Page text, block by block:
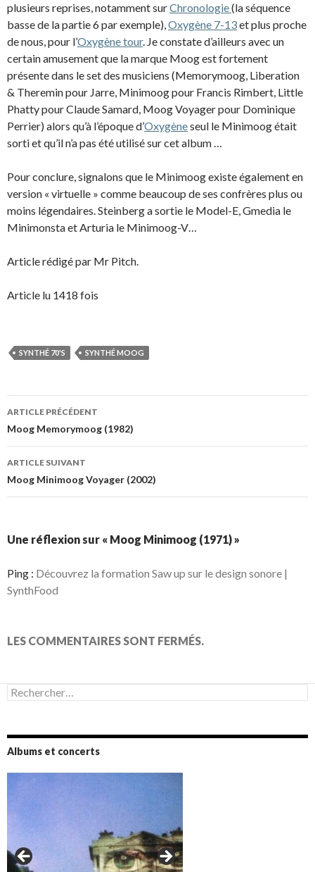
plusieurs reprises, notamment surChronologie(la séquence
basse de la partie 6 par exemple),Oxygène 7-13et plus proche
de nous, pour l’Oxygène tour. Je constate d’ailleurs avec un
certain amusement que la marque Moog est fortement
présente dans le set des musiciens (Memorymoog, Liberation
& Theremin pour Jarre, Minimoog pour Francis Rimbert, Little
Phatty pour Claude Samard, Moog Voyager pour Dominique
Perrier) alors qu’à l’époque d’Oxygèneseul le Minimoog était
sorti et qu’il n’a pas été utilisé sur cet album …
Pour conclure, signalons que le Minimoog existe également en
version « virtuelle » comme beaucoup de ses confrères plus ou
moins légendaires. Steinberg a sortie le Model-E, Gmedia le
Minimonsta et Arturia le Minimoog-V…
Article rédigé par Mr Pitch.
Article lu 1418 fois
SYNTHÉ 70'S SYNTHÉ MOOG
Navigation
des
articles
ARTICLE PRÉCÉDENT
Moog Memorymoog (1982)
ARTICLE SUIVANT
Moog Minimoog Voyager (2002)
Une réflexion sur « Moog Minimoog (1971) »
Ping : Découvrez la formation Saw up sur le design sonore |
SynthFood
LES COMMENTAIRES SONT FERMÉS.
Rechercher :
Albums et concerts